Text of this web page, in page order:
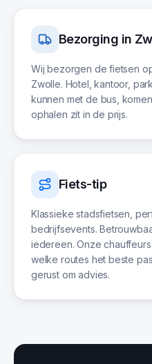
Bezorging in
Wij bezorgen de fietsen
Zwolle. Hotel, kantoor,
kunnen met de bus,
ophalen zit in de prijs.
Fiets-tip
Klassieke stadsfietsen,
bedrijfsevents.
iedereen. Onze
welke routes het beste
gerust om advies.